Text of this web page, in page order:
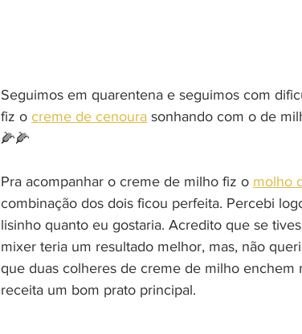
Seguimos em quarentena e seguimos com
fiz o creme de cenoura sonhando com o de
🌽🌽
Pra acompanhar o creme de milho fiz o molho
combinação dos dois ficou perfeita. Percebi
lisinho quanto eu gostaria. Acredito que se
mixer teria um resultado melhor, mas, não
que duas colheres de creme de milho
receita um bom prato principal.